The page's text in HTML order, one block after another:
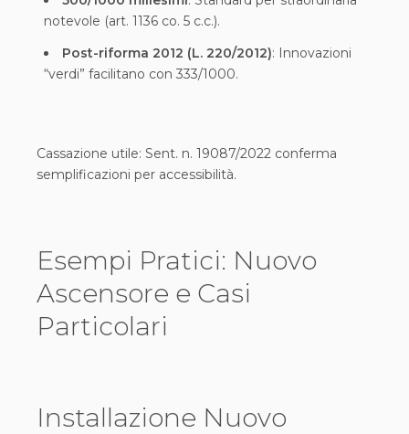
notevole (art. 1136 co. 5 c.c.).
Post-riforma 2012 (L. 220/2012): Innovazioni
“verdi” facilitano con 333/1000.
Cassazione utile: Sent. n. 19087/2022 conferma
semplificazioni per accessibilità.
Esempi Pratici: Nuovo
Ascensore e Casi
Particolari
Installazione Nuovo